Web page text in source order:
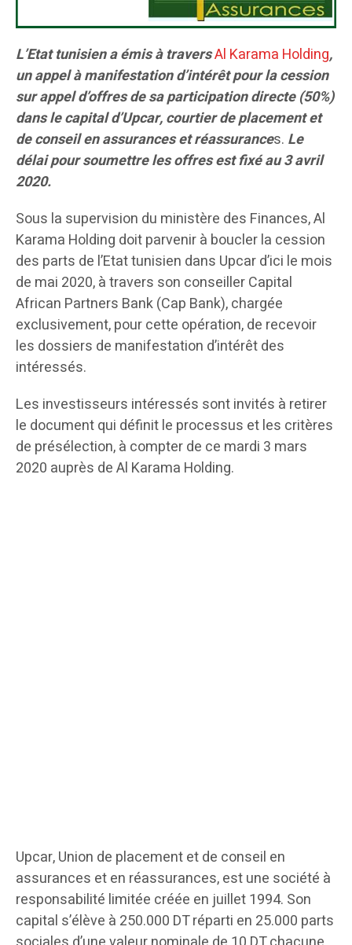
L’Etat tunisien a émis à traversAl Karama Holding,
un appel à manifestation d’intérêt pour la cession
sur appel d’offres de sa participation directe (50%)
dans le capital d’Upcar, courtier de placement et
de conseil en assurances et réassurances. Le
délai pour soumettre les offres est fixé au 3 avril
2020.
Sous la supervision du ministère des Finances, Al
Karama Holding doit parvenir à boucler la cession
des parts de l’Etat tunisien dans Upcar d’ici le mois
de mai 2020, à travers son conseiller Capital
African Partners Bank (Cap Bank), chargée
exclusivement, pour cette opération, de recevoir
les dossiers de manifestation d’intérêt des
intéressés.
Les investisseurs intéressés sont invités à retirer
le document qui définit le processus et les critères
de présélection, à compter de ce mardi 3 mars
2020 auprès de Al Karama Holding.
Upcar, Union de placement et de conseil en
assurances et en réassurances, est une société à
responsabilité limitée créée en juillet 1994. Son
capital s’élève à 250.000 DT réparti en 25.000 parts